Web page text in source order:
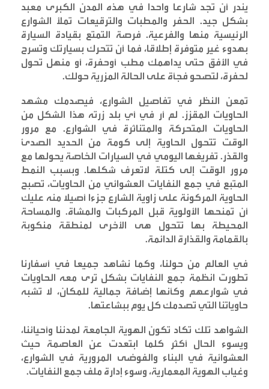
يندر أن تجد شارعا واحدا في هذه المدن الكبرى معبد
بشكل جيد. الحفر والمطبات والترقيعات تملأ الشوارع
الرئيسية منها والفرعية. فرصة التمتع بقيادة السيارة
بهدوء غير متوفرة إطلاقا، فما أن تتحرك بسيارتك وتسرح
في الأفق حتى يداهمك مطب أوحفرة، أو منهل تحول
لحفرة، لتصحو فجأة على الحالة المزرية حولك.
تمعن النظر في تفاصيل الشوارع، فيصدمك مشهد
الحاويات المقزز. لم أر في أي بلد زرته هذا الشكل من
الحاويات المتحركة والمتناثرة في الشوارع. مع مرور
الوقت تتحول الحاوية إلى كومة من الحديد الصدئ
والقذر. تفريغها اليومي في السيارات الخاصة يحولها مع
مرور الوقت إلى كتلة لاتعرف شكلها. وبسبب النمط
المتبع في جمع النفايات العشوائي من الحاويات، تصبح
الحاوية المركونة على زاوية الشارع جزءا أصيلا منه عليك
أن تمنحها الأولوية قبل المركبات والمشاة. والمساحة
المحيطة بها تتحول هى الأخرى لمنطقة منكوبة
بالقمامة والقذارة الدائمة.
في العالم من حولنا، وكما نشاهد جميعا في أسفارنا
تطورت انظمة جمع النفايات بشكل ترى معه الحاويات
في شوارعهم وكأنها إضافة جمالية للمكان، لا تشبه
حاوياتنا التي تصدمك كل يوم ببشاعتها.
الشواهد تلك تكاد تكون الهوية الجامعة لمدننا وأحيائنا،
ويسوء الحال أكثر كلما ابتعدت عن العاصمة حيث
العشوائية في البناء والفوضى المرورية في الشوارع،
وغياب الهوية المعمارية، وسوء إدارة ملف جمع النفايات.